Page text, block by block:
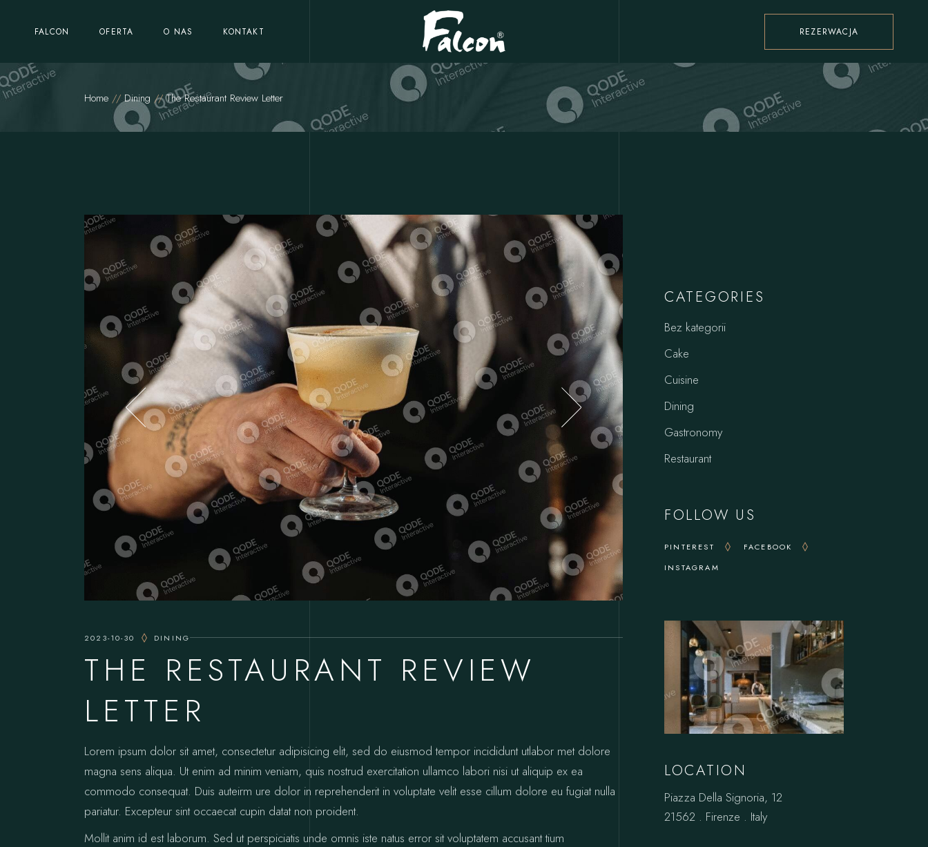
FALCON OFERTA O NAS KONTAKT REZERWACJA
Home Dining The Restaurant Review Letter
2023-10-30 DINING
THE RESTAURANT REVIEW
LETTER
Lorem ipsum dolor sit amet, consectetur adipisicing elit, sed do eiusmod tempor incididunt utlabor met dolore
magna sens aliqua. Ut enim ad minim veniam, quis nostrud exercitation ullamco labori nisi ut aliquip ex ea
commodo consequat. Duis auteirm ure dolor in reprehenderit in voluptate velit esse cillum dolore eu fugiat nulla
pariatur. Excepteur sint occaecat cupin datat non proident.
Mollit anim id est laborum. Sed ut perspiciatis unde omnis iste natus error sit voluptatem accusant tium
CATEGORIES
Bez kategorii
Cake
Cuisine
Dining
Gastronomy
Restaurant
FOLLOW US
PINTEREST
FACEBOOK
INSTAGRAM
LOCATION
Piazza Della Signoria, 12
21562 . Firenze . Italy